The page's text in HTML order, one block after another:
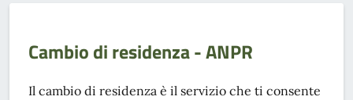
Cambio di residenza - ANPR
Il cambio di residenza è il servizio che ti consente